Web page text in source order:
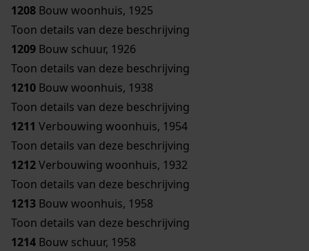
1208 Bouw woonhuis, 1925
Toon details van deze beschrijving
1209 Bouw schuur, 1926
Toon details van deze beschrijving
1210 Bouw woonhuis, 1938
Toon details van deze beschrijving
1211 Verbouwing woonhuis, 1954
Toon details van deze beschrijving
1212Verbouwing woonhuis, 1932
Toon details van deze beschrijving
1213 Bouw woonhuis, 1958
Toon details van deze beschrijving
1214 Bouw schuur, 1958